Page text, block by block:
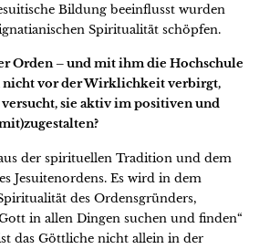
Bildung beeinflusst wurden
Spiritualität schöpfen.
Orden – und mit ihm die Hochschule
nicht vor der Wirklichkeit verbirgt,
sie aktiv im positiven und
der spirituellen Tradition und dem
Jesuitenordens. Es wird in dem
des Ordensgründers,
in allen Dingen suchen und finden“
das Göttliche nicht allein in der